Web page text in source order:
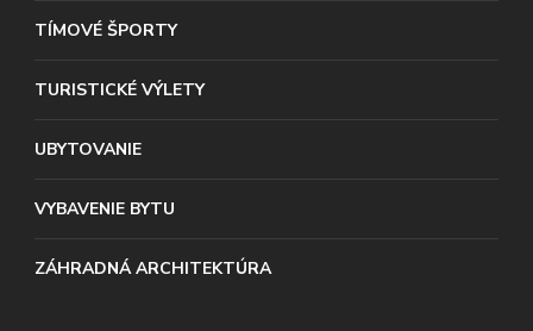
TÍMOVÉ ŠPORTY
TURISTICKÉ VÝLETY
UBYTOVANIE
VYBAVENIE BYTU
ZÁHRADNÁ ARCHITEKTÚRA